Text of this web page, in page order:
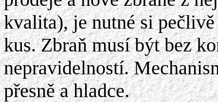
kvalita), je nutné si
kus. Zbraň musí být bez
nepravidelností.
přesně a hladce.